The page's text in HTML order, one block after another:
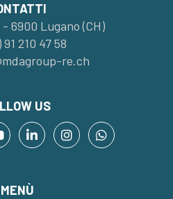
6900 Lugano (CH)
91 210 47 58
re.ch
US
MENÙ